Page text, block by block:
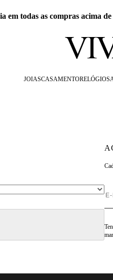
no APP: 15% Off na
JOIASCASAMENTORELÓGIOS